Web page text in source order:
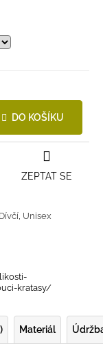
DO KOŠÍKU
Dívčí, Unisex
kratasy/
ZEPTAT SE
Materiál